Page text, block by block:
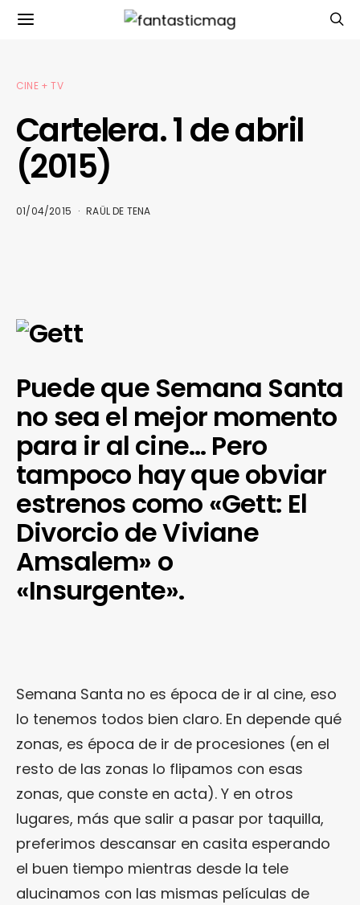
CINE + TV
Cartelera. 1 de abril
(2015)
01/04/2015 RAÜL DE TENA
Puede que Semana Santa
no sea el mejor momento
para ir al cine… Pero
tampoco hay que obviar
estrenos como «Gett: El
Divorcio de Viviane
Amsalem» o
«Insurgente».
Semana Santa no es época de ir al cine, eso
lo tenemos todos bien claro. En depende qué
zonas, es época de ir de procesiones (en el
resto de las zonas lo flipamos con esas
zonas, que conste en acta). Y en otros
lugares, más que salir a pasar por taquilla,
preferimos descansar en casita esperando
el buen tiempo mientras desde la tele
alucinamos con las mismas películas de